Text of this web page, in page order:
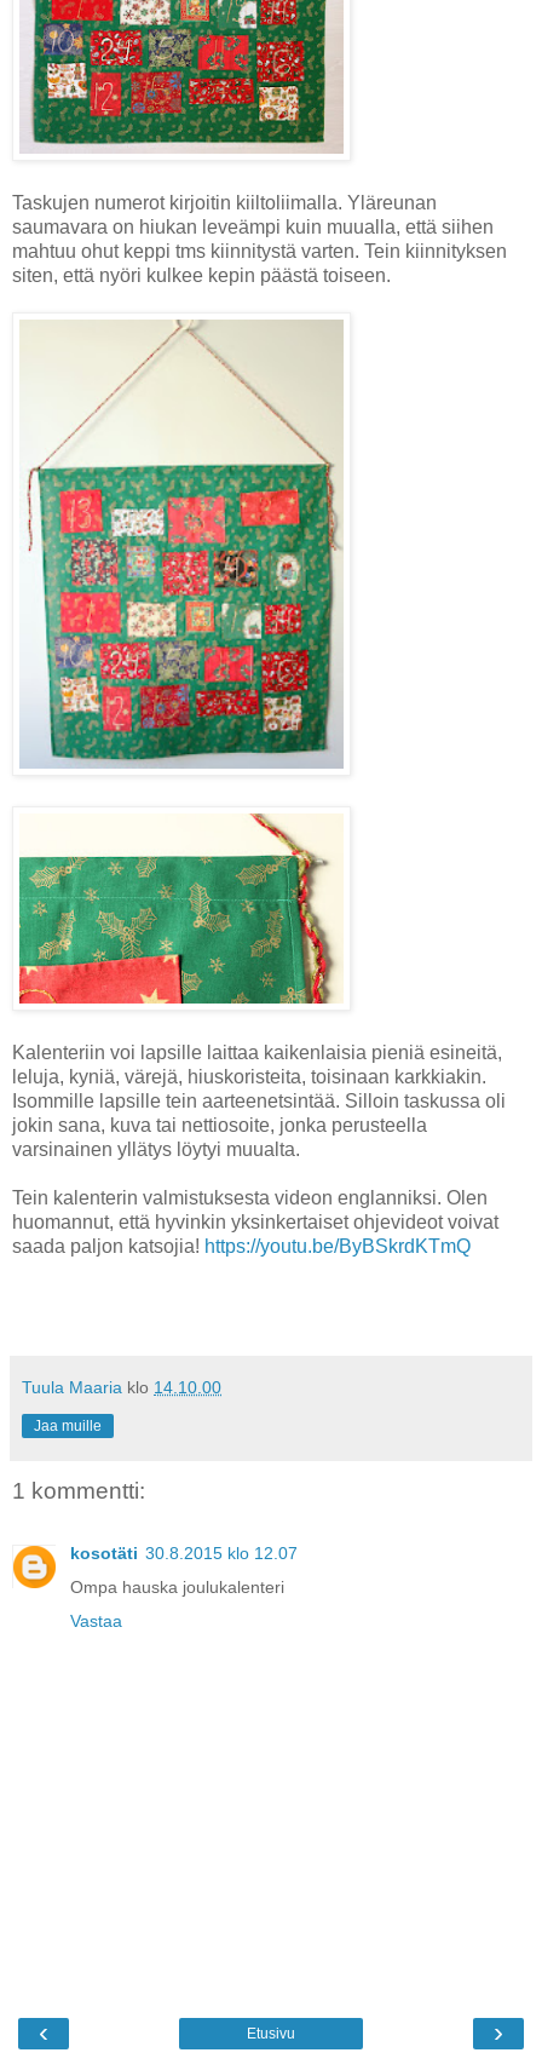
Taskujen numerot kirjoitin kiiltoliimalla. Yläreunan
saumavara on hiukan leveämpi kuin muualla, että siihen
mahtuu ohut keppi tms kiinnitystä varten. Tein kiinnityksen
siten, että nyöri kulkee kepin päästä toiseen.
Kalenteriin voi lapsille laittaa kaikenlaisia pieniä esineitä,
leluja, kyniä, värejä, hiuskoristeita, toisinaan karkkiakin.
Isommille lapsille tein aarteenetsintää. Silloin taskussa oli
jokin sana, kuva tai nettiosoite, jonka perusteella
varsinainen yllätys löytyi muualta.
Tein kalenterin valmistuksesta videon englanniksi. Olen
huomannut, että hyvinkin yksinkertaiset ohjevideot voivat
saada paljon katsojia! https://youtu.be/ByBSkrdKTmQ
Tuula Maaria klo 14.10.00
Jaa muille
1 kommentti:
kosotäti 30.8.2015 klo 12.07
Ompa hauska joulukalenteri
Vastaa
‹ ›
Etusivu